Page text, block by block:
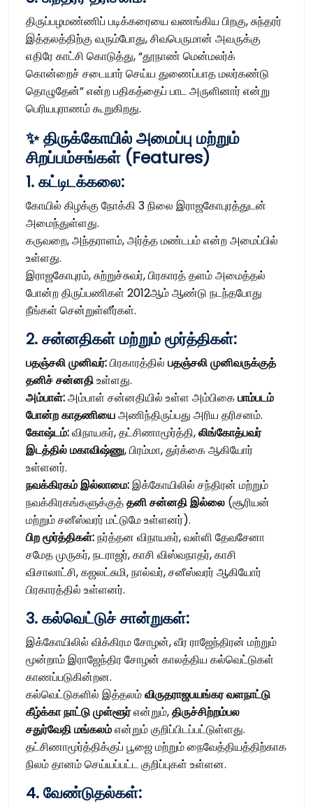
திருப்பழமண்ணிப் படிக்கரையை வணங்கிய பிறகு, சுந்தரர்
இத்தலத்திற்கு வரும்போது, சிவபெருமான் அவருக்கு
எதிரே காட்சி கொடுத்து, “தூநாண் மென்மலர்க்
கொன்றைச் சடையார் செய்ய துணைப்பாத மலர்கண்டு
தொழுதேன்” என்ற பதிகத்தைப் பாட அருளினார் என்று
பெரியபுராணம் கூறுகிறது.
✨ திருக்கோயில் அமைப்பு மற்றும்
சிறப்பம்சங்கள் (Features)
1. கட்டிடக்கலை:
கோயில் கிழக்கு நோக்கி 3 நிலை இராஜகோபுரத்துடன்
அமைந்துள்ளது.
கருவறை, அந்தராளம், அர்த்த மண்டபம் என்ற அமைப்பில்
உள்ளது.
இராஜகோபுரம், சுற்றுச்சுவர், பிரகாரத் தளம் அமைத்தல்
போன்ற திருப்பணிகள் 2012ஆம் ஆண்டு நடந்தபோது
நீங்கள் சென்றுள்ளீர்கள்.
2. சன்னதிகள் மற்றும் மூர்த்திகள்:
பதஞ்சலி முனிவர்:பிரகாரத்தில் பதஞ்சலி முனிவருக்குத்
தனிச் சன்னதிஉள்ளது.
அம்பாள்:அம்பாள் சன்னதியில் உள்ள அம்பிகைபாம்படம்
போன்ற காதணியைஅணிந்திருப்பது அரிய தரிசனம்.
கோஷ்டம்:விநாயகர், தட்சிணாமூர்த்தி,லிங்கோத்பவர்
இடத்தில் மகாவிஷ்ணு, பிரம்மா, துர்க்கை ஆகியோர்
உள்ளனர்.
நவக்கிரகம் இல்லாமை:இக்கோயிலில் சந்திரன் மற்றும்
நவக்கிரகங்களுக்குத்தனி சன்னதி இல்லை (சூரியன்
மற்றும் சனீஸ்வரர் மட்டுமே உள்ளனர்).
பிற மூர்த்திகள்:நர்த்தன விநாயகர், வள்ளி தேவசேனா
சமேத முருகர், நடராஜர், காசி விஸ்வநாதர், காசி
விசாலாட்சி, கஜலட்சுமி, நால்வர், சனீஸ்வரர் ஆகியோர்
பிரகாரத்தில் உள்ளனர்.
3. கல்வெட்டுச் சான்றுகள்:
இக்கோயிலில் விக்கிரம சோழன், வீர ராஜேந்திரன் மற்றும்
மூன்றாம் இராஜேந்திர சோழன் காலத்திய கல்வெட்டுகள்
காணப்படுகின்றன.
கல்வெட்டுகளில் இத்தலம்விருதராஜபயங்கர வளநாட்டு
கீழ்க்கா நாட்டு முள்ளூர்என்றும்,திருச்சிற்றம்பல
சதுர்வேதி மங்கலம்என்றும் குறிப்பிடப்பட்டுள்ளது.
தட்சிணாமூர்த்திக்குப் பூஜை மற்றும் நைவேத்தியத்திற்காக
நிலம் தானம் செய்யப்பட்ட குறிப்புகள் உள்ளன.
4. வேண்டுதல்கள்: